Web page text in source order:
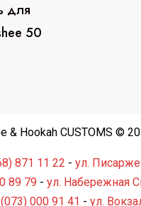
для
50
& Hookah CUSTOMS ©
871 11 22 -ул.
89 79 - ул. Набережная
000 91 41 -ул.